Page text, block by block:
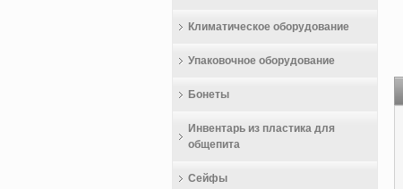
Климатическое оборудование
Упаковочное оборудование
Бонеты
Инвентарь из пластика для
общепита
Сейфы